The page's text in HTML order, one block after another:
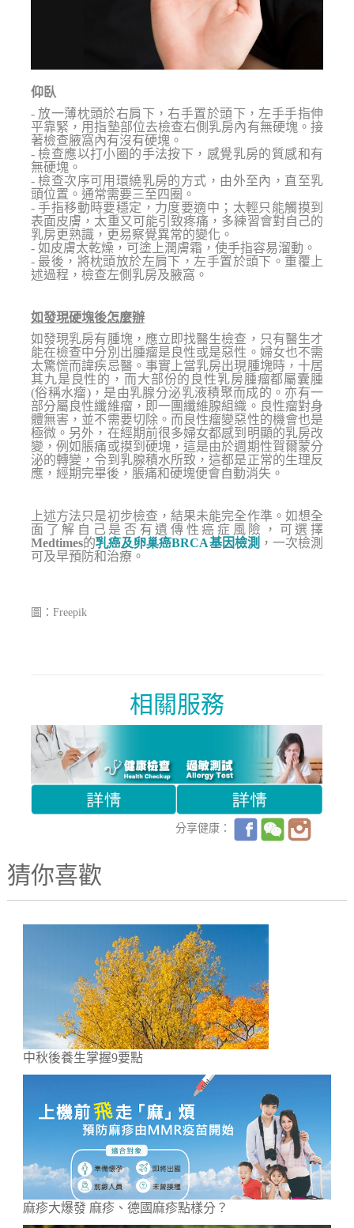
仰臥
- 放一薄枕頭於右肩下，右手置於頭下，左手手指伸
平靠緊，用指墊部位去檢查右側乳房內有無硬塊。接
著檢查腋窩內有沒有硬塊。
- 檢查應以打小圈的手法按下，感覺乳房的質感和有
無硬塊。
- 檢查次序可用環繞乳房的方式，由外至內，直至乳
頭位置。通常需要三至四圈。
- 手指移動時要穩定，力度要適中；太輕只能觸摸到
表面皮膚，太重又可能引致疼痛，多練習會對自己的
乳房更熟識，更易察覺異常的變化。
- 如皮膚太乾燥，可塗上潤膚霜，使手指容易溜動。
- 最後，將枕頭放於左肩下，左手置於頭下。重覆上
述過程，檢查左側乳房及腋窩。
如發現硬塊後怎麼辦
如發現乳房有腫塊，應立即找醫生檢查，只有醫生才
能在檢查中分別出腫瘤是良性或是惡性。婦女也不需
太驚慌而諱疾忌醫。事實上當乳房出現腫塊時，十居
其九是良性的，而大部份的良性乳房腫瘤都屬囊腫
(俗稱水瘤)，是由乳腺分泌乳液積聚而成的。亦有一
部分屬良性纖維瘤，即一團纖維腺組織。良性瘤對身
體無害，並不需要切除。而良性瘤變惡性的機會也是
極微。另外，在經期前很多婦女都感到明顯的乳房改
變，例如脹痛或摸到硬塊，這是由於週期性賀爾蒙分
泌的轉變，令到乳腺積水所致，這都是正常的生理反
應，經期完畢後，脹痛和硬塊便會自動消失。
上述方法只是初步檢查，結果未能完全作準。如想全
面了解自己是否有遺傳性癌症風險，可選擇
Medtimes的乳癌及卵巢癌BRCA基因檢測 ，一次檢測
可及早預防和治療。
圖：Freepik
相關服務
分享健康：
猜你喜歡
中秋後養生掌握9要點
麻疹大爆發 麻疹、德國麻疹點樣分？